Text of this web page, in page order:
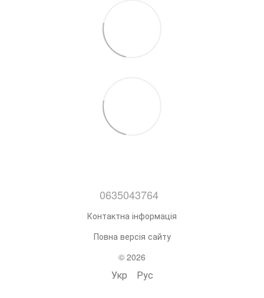
0635043764
Контактна інформація
Повна версія сайту
© 2026
Укр Рус